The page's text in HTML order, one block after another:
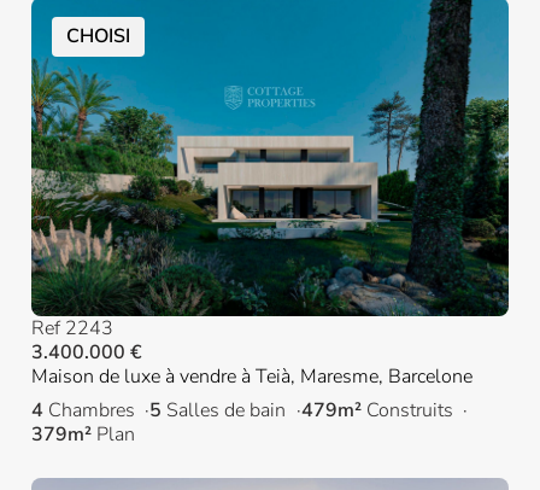
CHOISI
Ref 2243
3.400.000 €
Maison de luxe à vendre à Teià, Maresme, Barcelone
4 Chambres 5 Salles de bain 479m² Construits
379m² Plan